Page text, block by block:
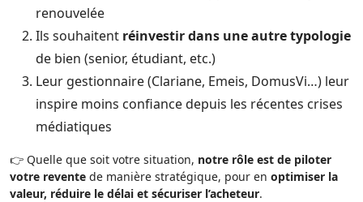
renouvelée
Ils souhaitent réinvestir dans une autre typologie
de bien (senior, étudiant, etc.)
Leur gestionnaire (Clariane, Emeis, DomusVi…) leur
inspire moins confiance depuis les récentes crises
médiatiques
👉 Quelle que soit votre situation, notre rôle est de piloter
votre revente de manière stratégique, pour en optimiser la
valeur, réduire le délai et sécuriser l’acheteur.